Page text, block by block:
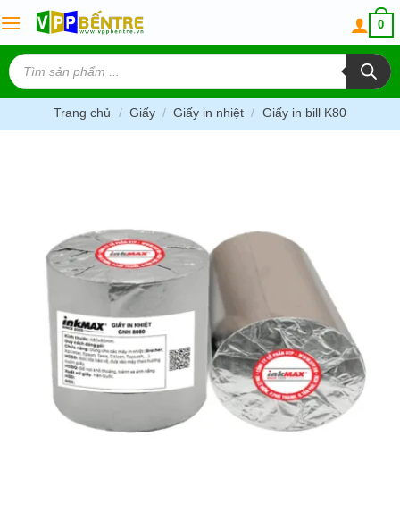
to
content
0
Tìm
kiếm
sản
phẩm
Trang chủ / Giấy / Giấy in nhiệt / Giấy in bill K80